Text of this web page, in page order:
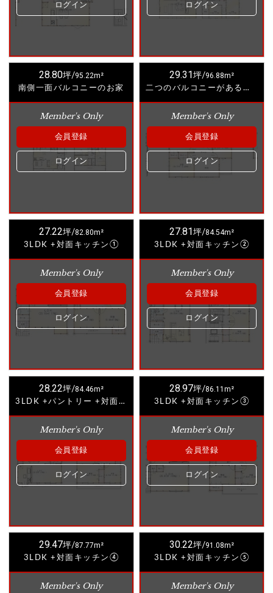
ログイン ログイン
28.80坪/95.22m²
南側一面バルコニーのお家
Member's Only
会員登録
ログイン
29.31坪/96.88m²
二つのバルコニーがあるお家
Member's Only
会員登録
ログイン
27.22坪/82.80m²
3LDK +対面キッチン①
Member's Only
会員登録
ログイン
27.81坪/84.54m²
3LDK +対面キッチン②
Member's Only
会員登録
ログイン
28.22坪/84.46m²
3LDK +パントリー +対面キッチン①
Member's Only
会員登録
ログイン
28.97坪/86.11m²
3LDK +対面キッチン③
Member's Only
会員登録
ログイン
29.47坪/87.77m²
3LDK +対面キッチン④
Member's Only
30.22坪/91.08m²
3LDK +対面キッチン⑤
Member's Only